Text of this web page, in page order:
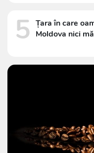
5 Țara în care
Moldova nici